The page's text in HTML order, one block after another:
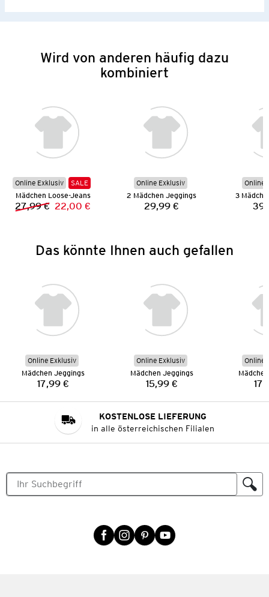
Wird von anderen häufig dazu
kombiniert
Online Exklusiv
SALE
Mädchen Loose-Jeans
Vorheriger Preis:
27,99 € Neuer Preis:
22,00 €
Online Exklusiv
2 Mädchen Jeggings
Preis:
29,99 €
Online
3
Das könnte Ihnen auch gefallen
Online Exklusiv
Mädchen Jeggings
Preis:
17,99 €
Online Exklusiv
Mädchen Jeggings
Preis:
15,99 €
Online
KOSTENLOSE LIEFERUNG
in alle österreichischen Filialen